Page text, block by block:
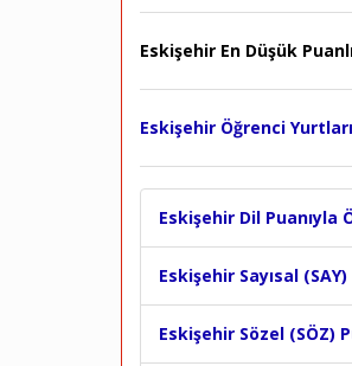
Eskişehir En Düşük
Eskişehir Öğrenci Yurtları
Eskişehir Dil
Eskişehir Sayısal
Eskişehir Sözel (SÖZ)